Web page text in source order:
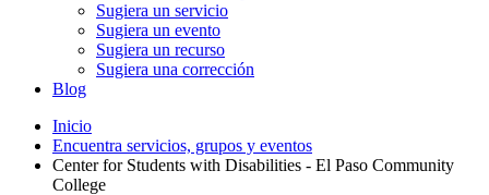
Sugiera un servicio
Sugiera un evento
Sugiera un recurso
Sugiera una corrección
Blog
Inicio
Encuentra servicios, grupos y eventos
Center for Students with Disabilities - El Paso Community
College